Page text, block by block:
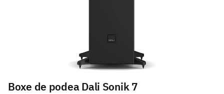
Boxe de podea Dali Sonik 7